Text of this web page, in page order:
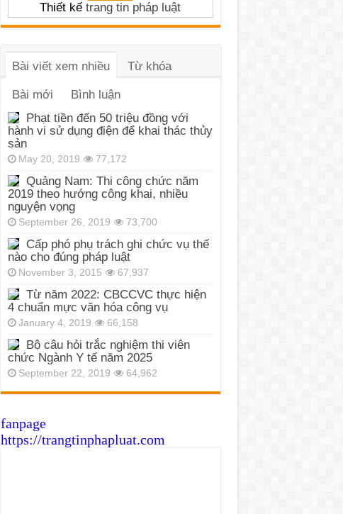
Thiết kế trang tin pháp luật
Bài viết xem nhiều Từ khóa
Bài mới
Bình luận
Phạt tiền đến 50 triệu đồng với
hành vi sử dụng điện để khai thác thủy
sản
May 20, 2019 77,172
Quảng Nam: Thi công chức năm
2019 theo hướng công khai, nhiều
nguyện vọng
September 26, 2019 73,700
Cấp phó phụ trách ghi chức vụ thế
nào cho đúng pháp luật
November 3, 2015 67,937
Từ năm 2022: CBCCVC thực hiện
4 chuẩn mực văn hóa công vụ
January 4, 2019 66,158
Bộ câu hỏi trắc nghiệm thi viên
chức Ngành Y tế năm 2025
September 22, 2019 64,962
fanpage
https://trangtinphapluat.com